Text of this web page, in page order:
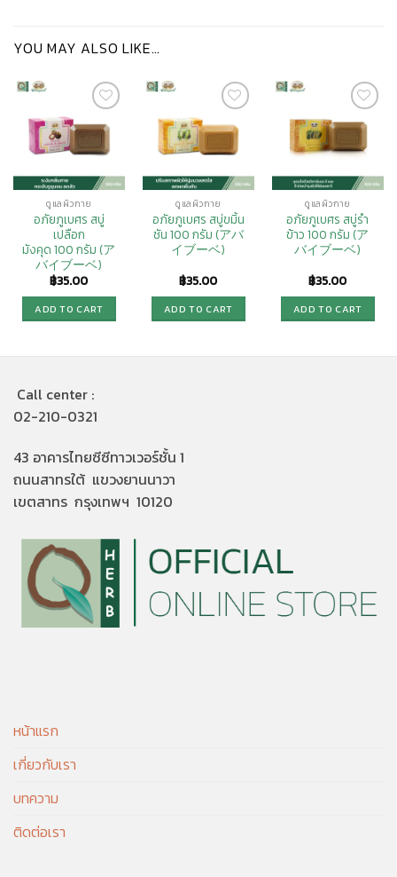
YOU MAY ALSO LIKE…
Add to
Wishlist
ดูแลผิวกาย
อภัยภูเบศร สบู่
เปลือก
มังคุด 100 กรัม (ア
バイブーベ)
฿35.00
ADD TO CART
Add to
Wishlist
ดูแลผิวกาย
อภัยภูเบศร สบู่ขมิ้น
ชัน 100 กรัม (アバ
イブーベ)
฿35.00
ADD TO CART
Add to
ดูแลผิวกาย
อภัยภูเบศร สบู่รำ
ข้าว 100 กรัม (ア
バイブーベ)
฿35.00
ADD TO CART
Call center :
02-210-0321
43 อาคารไทยซีซีทาวเวอร์ชั้น 1
ถนนสาทรใต้ แขวงยานนาวา
เขตสาทร กรุงเทพฯ 10120
หน้าแรก
เกี่ยวกับเรา
บทความ
ติดต่อเรา